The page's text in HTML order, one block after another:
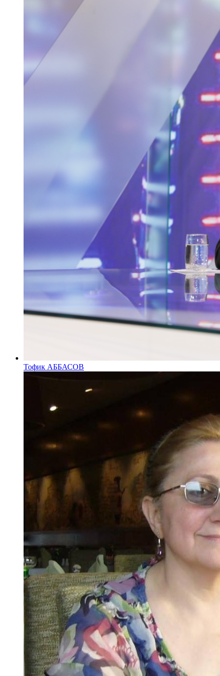
Тофик АББАСОВ